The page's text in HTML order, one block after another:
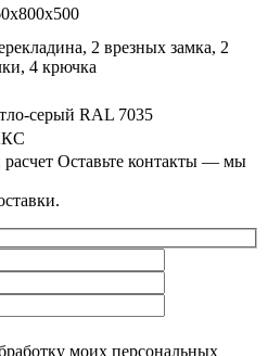
2 врезных замка, 2
4 крючка
серый RAL 7035
Оставьте контакты — мы
моих персональных